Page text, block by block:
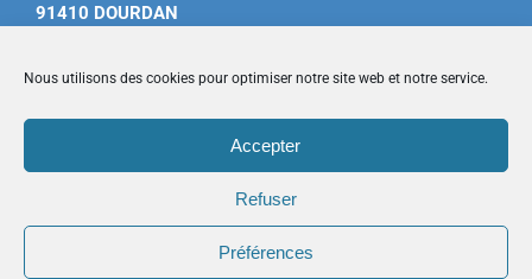
Nous utilisons des cookies pour optimiser notre site web et notre service.
Accepter
Refuser
Préférences
91410 DOURDAN
contact@ccdourdannais.com
Accueil|Plan du site|Mentions légales|Contactez-nous